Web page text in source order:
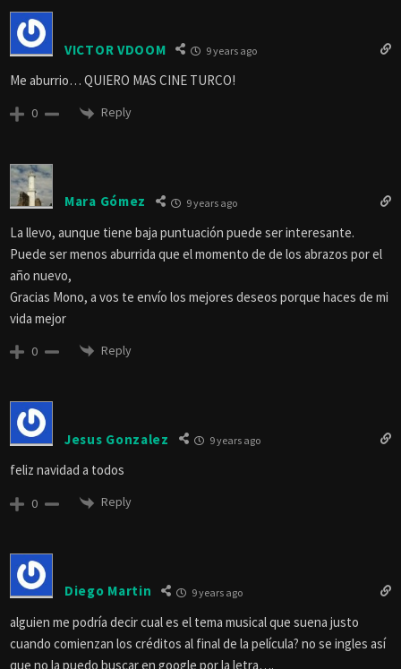
VICTOR VDOOM 9 years ago
Me aburrio… QUIERO MAS CINE TURCO!
0 Reply
Mara Gómez 9 years ago
La llevo, aunque tiene baja puntuación puede ser interesante.
Puede ser menos aburrida que el momento de de los abrazos por el
año nuevo,
Gracias Mono, a vos te envío los mejores deseos porque haces de mi
vida mejor
0 Reply
Jesus Gonzalez 9 years ago
feliz navidad a todos
0 Reply
Diego Martin 9 years ago
alguien me podría decir cual es el tema musical que suena justo
cuando comienzan los créditos al final de la película? no se ingles así
que no la puedo buscar en google por la letra….